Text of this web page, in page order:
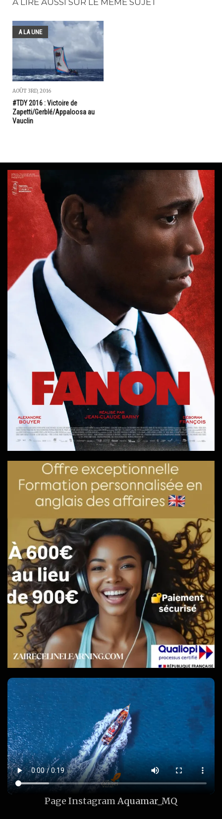
A LIRE AUSSI SUR LE MÊME SUJET
A LA UNE
AOÛT 3RD, 2016
#TDY 2016 : Victoire de
Zapetti/Gerblé/Appaloosa au
Vauclin
Page InstagramAquamar_MQ